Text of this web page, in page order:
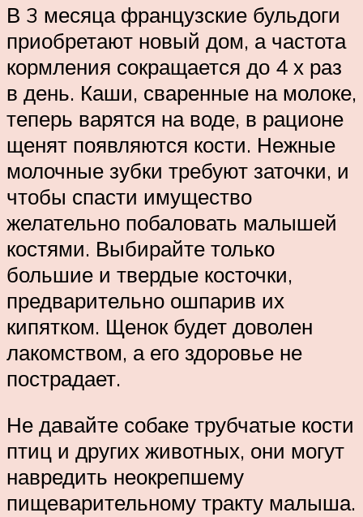
В 3 месяца французские бульдоги
приобретают новый дом, а частота
кормления сокращается до 4 х раз
в день. Каши, сваренные на молоке,
теперь варятся на воде, в рационе
щенят появляются кости. Нежные
молочные зубки требуют заточки, и
чтобы спасти имущество
желательно побаловать малышей
костями. Выбирайте только
большие и твердые косточки,
предварительно ошпарив их
кипятком. Щенок будет доволен
лакомством, а его здоровье не
пострадает.
Не давайте собаке трубчатые кости
птиц и других животных, они могут
навредить неокрепшему
пищеварительному тракту малыша.